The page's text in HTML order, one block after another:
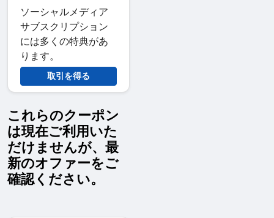
ソーシャルメディア
サブスクリプション
には多くの特典があ
ります。
取引を得る
これらのクーポン
は現在ご利用いた
だけませんが、最
新のオファーをご
確認ください。